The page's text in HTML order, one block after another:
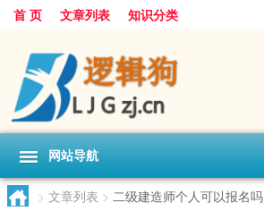
首 页 文章列表 知识分类
网站导航
> 文章列表 > 二级建造师个人可以报名吗